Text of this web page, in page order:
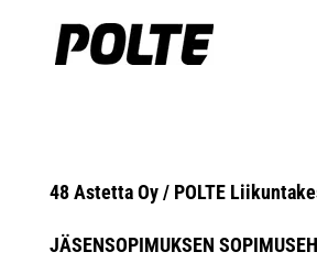
48 Astetta Oy / POLTE
JÄSENSOPIMUKSEN